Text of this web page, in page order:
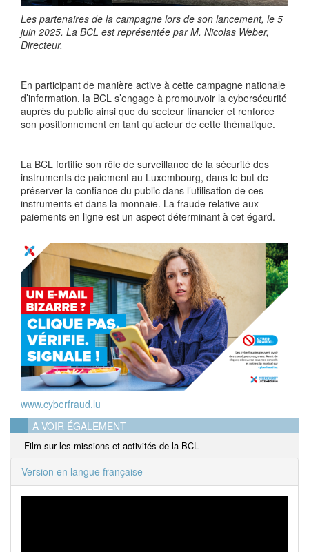
Les partenaires de la campagne lors de son lancement, le 5
juin 2025. La BCL est représentée par M. Nicolas Weber,
Directeur.
En participant de manière active à cette campagne nationale
d’information, la BCL s’engage à promouvoir la cybersécurité
auprès du public ainsi que du secteur financier et renforce
son positionnement en tant qu’acteur de cette thématique.
La BCL fortifie son rôle de surveillance de la sécurité des
instruments de paiement au Luxembourg, dans le but de
préserver la confiance du public dans l’utilisation de ces
instruments et dans la monnaie. La fraude relative aux
paiements en ligne est un aspect déterminant à cet égard.
www.cyberfraud.lu
A VOIR ÉGALEMENT
Film sur les missions et activités de la BCL
Version en langue française